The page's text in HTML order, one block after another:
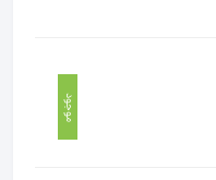
موجود